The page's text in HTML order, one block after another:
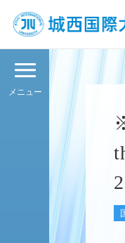
メニュー